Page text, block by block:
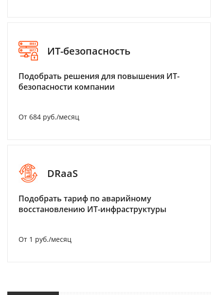
ИТ-безопасность
Подобрать решения для повышения ИТ-
безопасности компании
От 684 руб./месяц
DRaaS
Подобрать тариф по аварийному
восстановлению ИТ-инфраструктуры
От 1 руб./месяц